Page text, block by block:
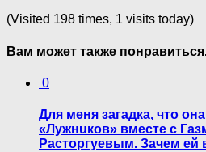
(Visited 198 times, 1 visits today)
Вам может также
0
Для меня загадка, что
«Лyжнuков» вместе с
Pacтоpгyeвым. Зачем ей